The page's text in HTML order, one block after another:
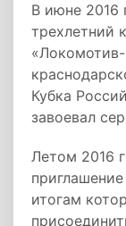
В июне 2016
трехлетний
Кубка
завоевал
Летом 2016
итогам